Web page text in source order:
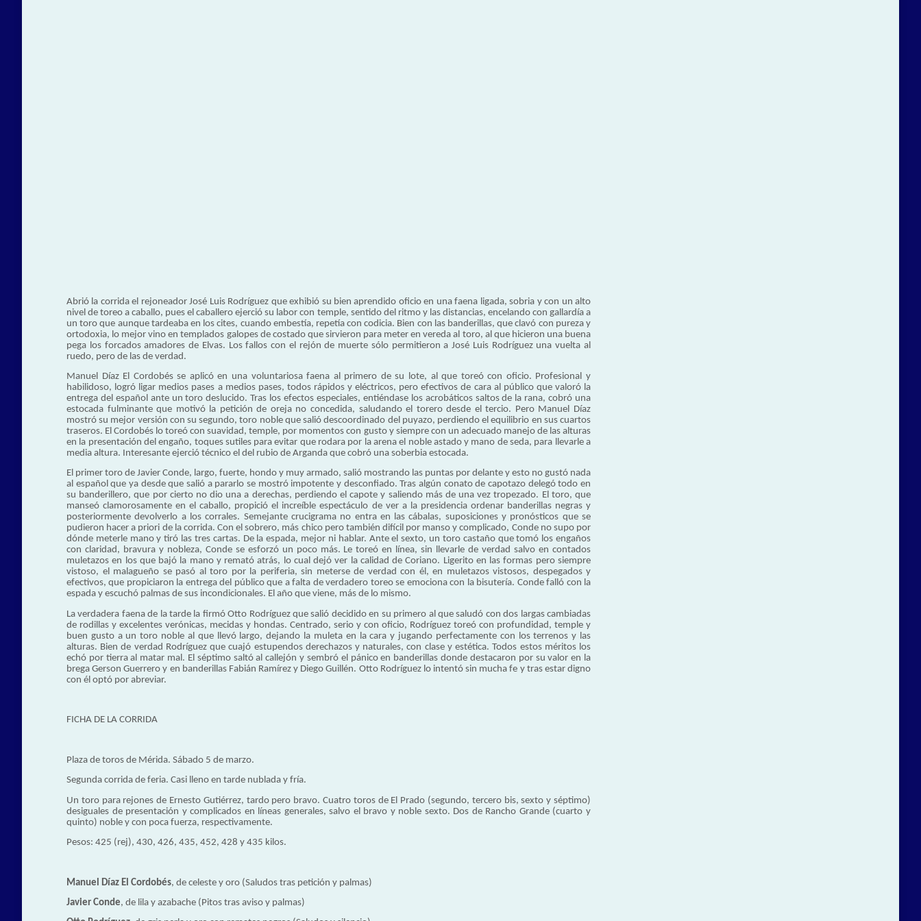
Abrió la corrida el rejoneador José Luis Rodríguez que exhibió su bien aprendido oficio en una faena ligada, sobria y con un alto
nivel de toreo a caballo, pues el caballero ejerció su labor con temple, sentido del ritmo y las distancias, encelando con gallardía a
un toro que aunque tardeaba en los cites, cuando embestía, repetía con codicia. Bien con las banderillas, que clavó con pureza y
ortodoxia, lo mejor vino en templados galopes de costado que sirvieron para meter en vereda al toro, al que hicieron una buena
pega los forcados amadores de Elvas. Los fallos con el rejón de muerte sólo permitieron a José Luis Rodríguez una vuelta al
ruedo, pero de las de verdad.
Manuel Díaz El Cordobés se aplicó en una voluntariosa faena al primero de su lote, al que toreó con oficio. Profesional y
habilidoso, logró ligar medios pases a medios pases, todos rápidos y eléctricos, pero efectivos de cara al público que valoró la
entrega del español ante un toro deslucido. Tras los efectos especiales, entiéndase los acrobáticos saltos de la rana, cobró una
estocada fulminante que motivó la petición de oreja no concedida, saludando el torero desde el tercio. Pero Manuel Díaz
mostró su mejor versión con su segundo, toro noble que salió descoordinado del puyazo, perdiendo el equilibrio en sus cuartos
traseros. El Cordobés lo toreó con suavidad, temple, por momentos con gusto y siempre con un adecuado manejo de las alturas
en la presentación del engaño, toques sutiles para evitar que rodara por la arena el noble astado y mano de seda, para llevarle a
media altura. Interesante ejerció técnico el del rubio de Arganda que cobró una soberbia estocada.
El primer toro de Javier Conde, largo, fuerte, hondo y muy armado, salió mostrando las puntas por delante y esto no gustó nada
al español que ya desde que salió a pararlo se mostró impotente y desconfiado. Tras algún conato de capotazo delegó todo en
su banderillero, que por cierto no dio una a derechas, perdiendo el capote y saliendo más de una vez tropezado. El toro, que
manseó clamorosamente en el caballo, propició el increíble espectáculo de ver a la presidencia ordenar banderillas negras y
posteriormente devolverlo a los corrales. Semejante crucigrama no entra en las cábalas, suposiciones y pronósticos que se
pudieron hacer a priori de la corrida. Con el sobrero, más chico pero también difícil por manso y complicado, Conde no supo por
dónde meterle mano y tiró las tres cartas. De la espada, mejor ni hablar. Ante el sexto, un toro castaño que tomó los engaños
con claridad, bravura y nobleza, Conde se esforzó un poco más. Le toreó en línea, sin llevarle de verdad salvo en contados
muletazos en los que bajó la mano y remató atrás, lo cual dejó ver la calidad de Coriano. Ligerito en las formas pero siempre
vistoso, el malagueño se pasó al toro por la periferia, sin meterse de verdad con él, en muletazos vistosos, despegados y
efectivos, que propiciaron la entrega del público que a falta de verdadero toreo se emociona con la bisutería. Conde falló con la
espada y escuchó palmas de sus incondicionales. El año que viene, más de lo mismo.
La verdadera faena de la tarde la firmó Otto Rodríguez que salió decidido en su primero al que saludó con dos largas cambiadas
de rodillas y excelentes verónicas, mecidas y hondas. Centrado, serio y con oficio, Rodríguez toreó con profundidad, temple y
buen gusto a un toro noble al que llevó largo, dejando la muleta en la cara y jugando perfectamente con los terrenos y las
alturas. Bien de verdad Rodríguez que cuajó estupendos derechazos y naturales, con clase y estética. Todos estos méritos los
echó por tierra al matar mal. El séptimo saltó al callejón y sembró el pánico en banderillas donde destacaron por su valor en la
brega Gerson Guerrero y en banderillas Fabián Ramírez y Diego Guillén. Otto Rodríguez lo intentó sin mucha fe y tras estar digno
con él optó por abreviar.
FICHA DE LA CORRIDA
Plaza de toros de Mérida. Sábado 5 de marzo.
Segunda corrida de feria. Casi lleno en tarde nublada y fría.
Un toro para rejones de Ernesto Gutiérrez, tardo pero bravo. Cuatro toros de El Prado (segundo, tercero bis, sexto y séptimo)
desiguales de presentación y complicados en líneas generales, salvo el bravo y noble sexto. Dos de Rancho Grande (cuarto y
quinto) noble y con poca fuerza, respectivamente.
Pesos: 425 (rej), 430, 426, 435, 452, 428 y 435 kilos.
Manuel Díaz El Cordobés, de celeste y oro (Saludos tras petición y palmas)
Javier Conde, de lila y azabache (Pitos tras aviso y palmas)